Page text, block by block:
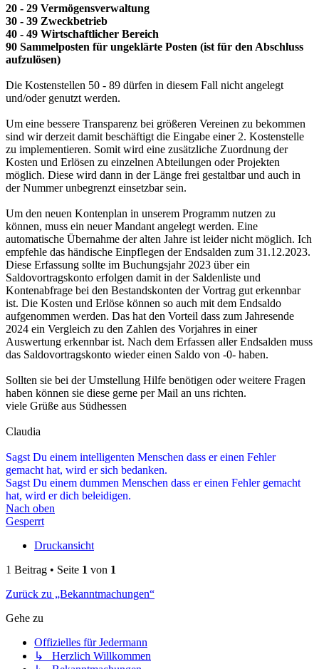
20 - 29 Vermögensverwaltung
30 - 39 Zweckbetrieb
40 - 49 Wirtschaftlicher Bereich
90 Sammelposten für ungeklärte Posten (ist für den Abschluss
aufzulösen)
Die Kostenstellen 50 - 89 dürfen in diesem Fall nicht angelegt
und/oder genutzt werden.
Um eine bessere Transparenz bei größeren Vereinen zu bekommen
sind wir derzeit damit beschäftigt die Eingabe einer 2. Kostenstelle
zu implementieren. Somit wird eine zusätzliche Zuordnung der
Kosten und Erlösen zu einzelnen Abteilungen oder Projekten
möglich. Diese wird dann in der Länge frei gestaltbar und auch in
der Nummer unbegrenzt einsetzbar sein.
Um den neuen Kontenplan in unserem Programm nutzen zu
können, muss ein neuer Mandant angelegt werden. Eine
automatische Übernahme der alten Jahre ist leider nicht möglich. Ich
empfehle das händische Einpflegen der Endsalden zum 31.12.2023.
Diese Erfassung sollte im Buchungsjahr 2023 über ein
Saldovortragskonto erfolgen damit in der Saldenliste und
Kontenabfrage bei den Bestandskonten der Vortrag gut erkennbar
ist. Die Kosten und Erlöse können so auch mit dem Endsaldo
aufgenommen werden. Das hat den Vorteil dass zum Jahresende
2024 ein Vergleich zu den Zahlen des Vorjahres in einer
Auswertung erkennbar ist. Nach dem Erfassen aller Endsalden muss
das Saldovortragskonto wieder einen Saldo von -0- haben.
Sollten sie bei der Umstellung Hilfe benötigen oder weitere Fragen
haben können sie diese gerne per Mail an uns richten.
viele Grüße aus Südhessen
Claudia
Sagst Du einem intelligenten Menschen dass er einen Fehler
gemacht hat, wird er sich bedanken.
Sagst Du einem dummen Menschen dass er einen Fehler gemacht
hat, wird er dich beleidigen.
Nach oben
Gesperrt
Druckansicht
1 Beitrag • Seite 1 von 1
Zurück zu „Bekanntmachungen“
Gehe zu
Offizielles für Jedermann
↳ Herzlich Willkommen